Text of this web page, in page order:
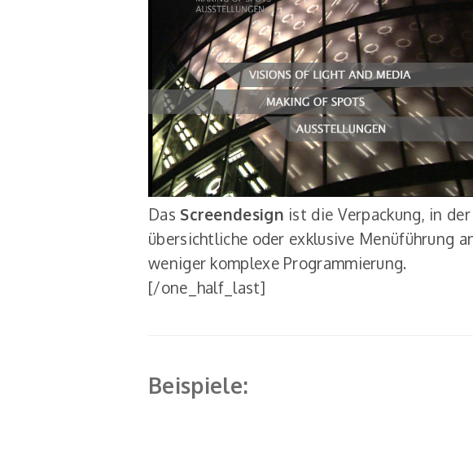
Das Screendesign ist die Verpackung, in
übersichtliche oder exklusive Menüführung
weniger komplexe Programmierung.
[/one_half_last]
Beispiele: